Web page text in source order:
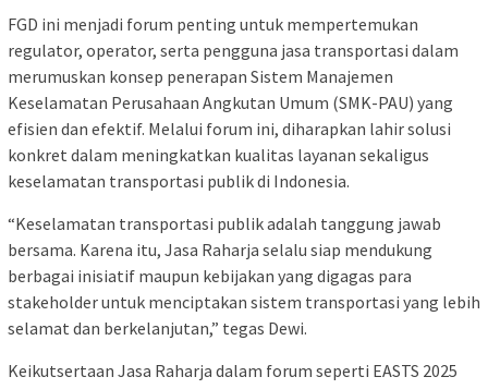
FGD ini menjadi forum penting untuk mempertemukan
regulator, operator, serta pengguna jasa transportasi dalam
merumuskan konsep penerapan Sistem Manajemen
Keselamatan Perusahaan Angkutan Umum (SMK-PAU) yang
efisien dan efektif. Melalui forum ini, diharapkan lahir solusi
konkret dalam meningkatkan kualitas layanan sekaligus
keselamatan transportasi publik di Indonesia.
“Keselamatan transportasi publik adalah tanggung jawab
bersama. Karena itu, Jasa Raharja selalu siap mendukung
berbagai inisiatif maupun kebijakan yang digagas para
stakeholder untuk menciptakan sistem transportasi yang lebih
selamat dan berkelanjutan,” tegas Dewi.
Keikutsertaan Jasa Raharja dalam forum seperti EASTS 2025